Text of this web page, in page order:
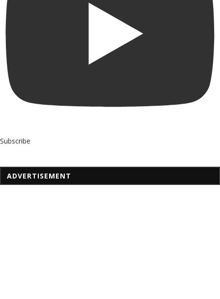
Subscribe
ADVERTISEMENT